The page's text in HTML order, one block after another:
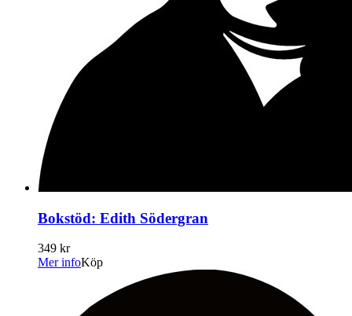
Bokstöd: Edith Södergran
349 kr
Mer infoKöp